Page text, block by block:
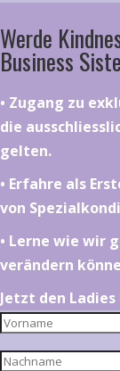
Werde
Business
•⁠ ⁠⁠Zugang zu
die
gelten.
•⁠ ⁠⁠Erfahre als
von
•⁠ ⁠⁠Lerne wie wir
verändern
Jetzt den